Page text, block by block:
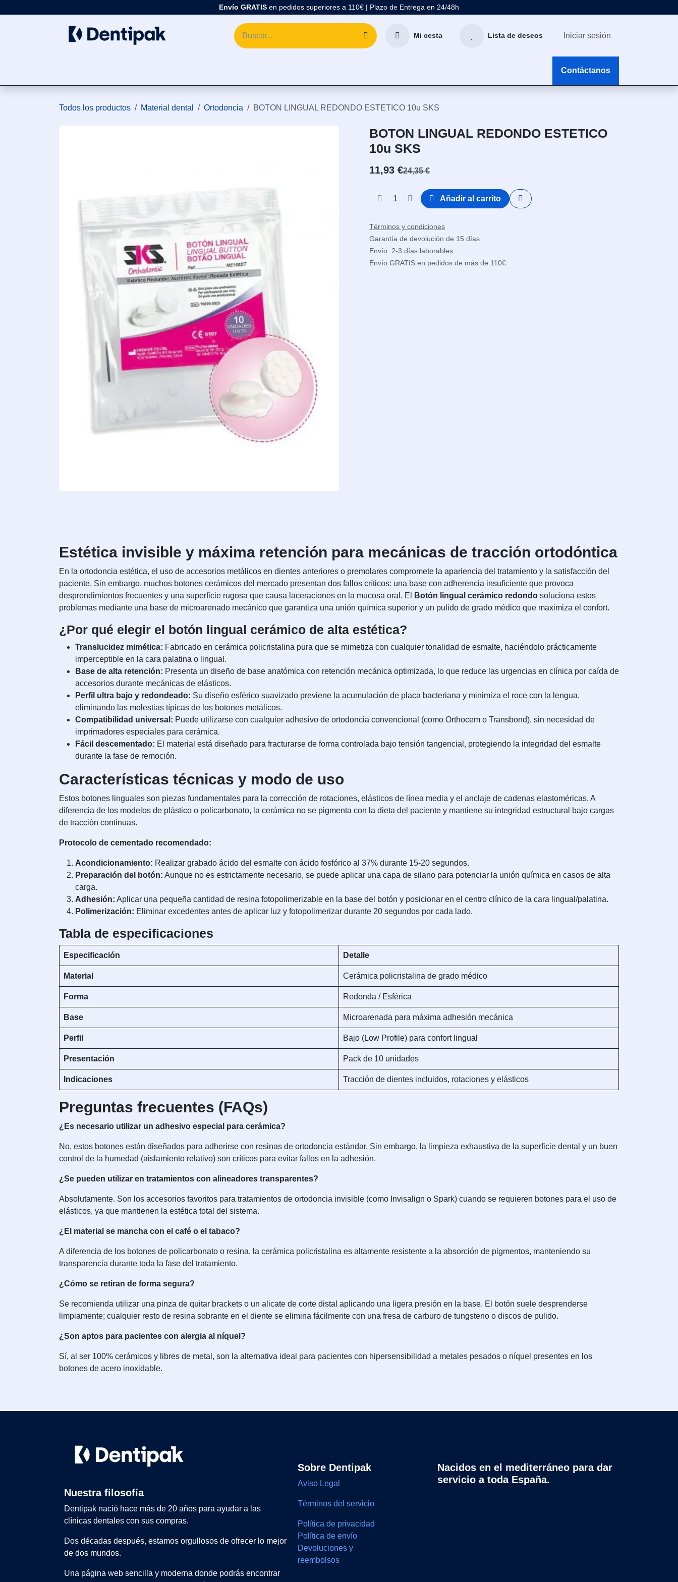
Envío GRATIS en pedidos superiores a 110€ | Plazo de Entrega en 24/48h
Mi cesta Lista de deseos Iniciar sesión
Contáctanos
Todos los productos Material dental Ortodoncia BOTON LINGUAL REDONDO ESTETICO 10u SKS
BOTON LINGUAL REDONDO ESTETICO
10u SKS
11,93 €24,35€
Añadir al carrito
Términos y condiciones
Garantía de devolución de 15 días
Envío: 2-3 días laborables
Envío GRATIS en pedidos de más de 110€
Estética invisible y máxima retención para mecánicas de tracción ortodóntica
En la ortodoncia estética, el uso de accesorios metálicos en dientes anteriores o premolares compromete la apariencia del tratamiento y la satisfacción del
paciente. Sin embargo, muchos botones cerámicos del mercado presentan dos fallos críticos: una base con adherencia insuficiente que provoca
desprendimientos frecuentes y una superficie rugosa que causa laceraciones en la mucosa oral. El
Botón lingual cerámico redondo soluciona estos
problemas mediante una base de microarenado mecánico que garantiza una unión química superior y un pulido de grado médico que maximiza el confort.
¿Por qué elegir el botón lingual cerámico de alta estética?
Translucidez mimética: Fabricado en cerámica policristalina pura que se mimetiza con cualquier tonalidad de esmalte, haciéndolo prácticamente
imperceptible en la cara palatina o lingual.
Base de alta retención: Presenta un diseño de base anatómica con retención mecánica optimizada, lo que reduce las urgencias en clínica por caída de
accesorios durante mecánicas de elásticos.
Perfil ultra bajo y redondeado: Su diseño esférico suavizado previene la acumulación de placa bacteriana y minimiza el roce con la lengua,
eliminando las molestias típicas de los botones metálicos.
Compatibilidad universal: Puede utilizarse con cualquier adhesivo de ortodoncia convencional (como Orthocem o Transbond), sin necesidad de
imprimadores especiales para cerámica.
Fácil descementado: El material está diseñado para fracturarse de forma controlada bajo tensión tangencial, protegiendo la integridad del esmalte
durante la fase de remoción.
Características técnicas y modo de uso
Estos botones linguales son piezas fundamentales para la corrección de rotaciones, elásticos de línea media y el anclaje de cadenas elastoméricas. A
diferencia de los modelos de plástico o policarbonato, la cerámica no se pigmenta con la dieta del paciente y mantiene su integridad estructural bajo cargas
de tracción continuas.
Protocolo de cementado recomendado:
Acondicionamiento: Realizar grabado ácido del esmalte con ácido fosfórico al 37% durante 15-20 segundos.
Preparación del botón: Aunque no es estrictamente necesario, se puede aplicar una capa de silano para potenciar la unión química en casos de alta
carga.
Adhesión: Aplicar una pequeña cantidad de resina fotopolimerizable en la base del botón y posicionar en el centro clínico de la cara lingual/palatina.
Polimerización: Eliminar excedentes antes de aplicar luz y fotopolimerizar durante 20 segundos por cada lado.
Tabla de especificaciones
Especificación Detalle
Material Cerámica policristalina de grado médico
Forma Redonda / Esférica
Base Microarenada para máxima adhesión mecánica
Perfil Bajo (Low Profile) para confort lingual
Presentación Pack de 10 unidades
Indicaciones Tracción de dientes incluidos, rotaciones y elásticos
Preguntas frecuentes (FAQs)
¿Es necesario utilizar un adhesivo especial para cerámica?
No, estos botones están diseñados para adherirse con resinas de ortodoncia estándar. Sin embargo, la limpieza exhaustiva de la superficie dental y un buen
control de la humedad (aislamiento relativo) son críticos para evitar fallos en la adhesión.
¿Se pueden utilizar en tratamientos con alineadores transparentes?
Absolutamente. Son los accesorios favoritos para tratamientos de ortodoncia invisible (como Invisalign o Spark) cuando se requieren botones para el uso de
elásticos, ya que mantienen la estética total del sistema.
¿El material se mancha con el café o el tabaco?
A diferencia de los botones de policarbonato o resina, la cerámica policristalina es altamente resistente a la absorción de pigmentos, manteniendo su
transparencia durante toda la fase del tratamiento.
¿Cómo se retiran de forma segura?
Se recomienda utilizar una pinza de quitar brackets o un alicate de corte distal aplicando una ligera presión en la base. El botón suele desprenderse
limpiamente; cualquier resto de resina sobrante en el diente se elimina fácilmente con una fresa de carburo de tungsteno o discos de pulido.
¿Son aptos para pacientes con alergia al níquel?
Sí, al ser 100% cerámicos y libres de metal, son la alternativa ideal para pacientes con hipersensibilidad a metales pesados o níquel presentes en los
botones de acero inoxidable.
Sobre Dentipak
Aviso Legal
Términos del servicio
Política de privacidad
Política de envío
Devoluciones y
reembolsos
Nacidos en el mediterráneo para dar
servicio a toda España.
Nuestra filosofía
Dentipak nació hace más de 20 años para ayudar a las
clínicas dentales con sus compras.
Dos décadas después, estamos orgullosos de ofrecer lo mejor
de dos mundos.
Una página web sencilla y moderna donde podrás encontrar